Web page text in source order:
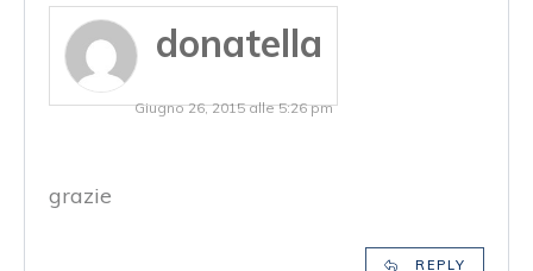
donatella
Giugno 26, 2015 alle 5:26 pm
grazie
REPLY